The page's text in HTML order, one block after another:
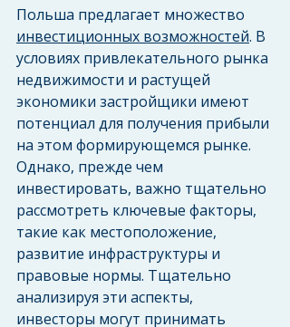
Польша предлагает множество
инвестиционных возможностей. В
условиях привлекательного рынка
недвижимости и растущей
экономики застройщики имеют
потенциал для получения прибыли
на этом формирующемся рынке.
Однако, прежде чем
инвестировать, важно тщательно
рассмотреть ключевые факторы,
такие как местоположение,
развитие инфраструктуры и
правовые нормы. Тщательно
анализируя эти аспекты,
инвесторы могут принимать